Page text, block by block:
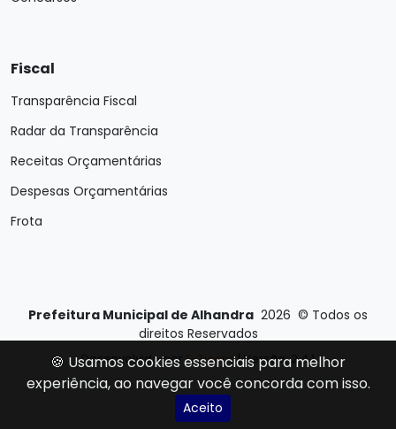
Fiscal
Transparência Fiscal
Radar da Transparência
Receitas Orçamentárias
Despesas Orçamentárias
Frota
Prefeitura Municipal de Alhandra 2026 © Todos os
direitos Reservados
Desenvolvido porE-Ticons| Versão: 2.4.1
🍪 Usamos cookies essenciais para melhor
experiência, ao navegar você concorda com isso.
Aceito